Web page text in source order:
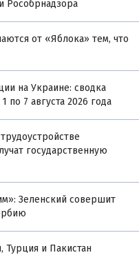
Рособрнадзора
от «Яблока» тем, что
на Украине: сводка
7 августа 2026 года
государственную
Зеленский совершит
Турция и Пакистан